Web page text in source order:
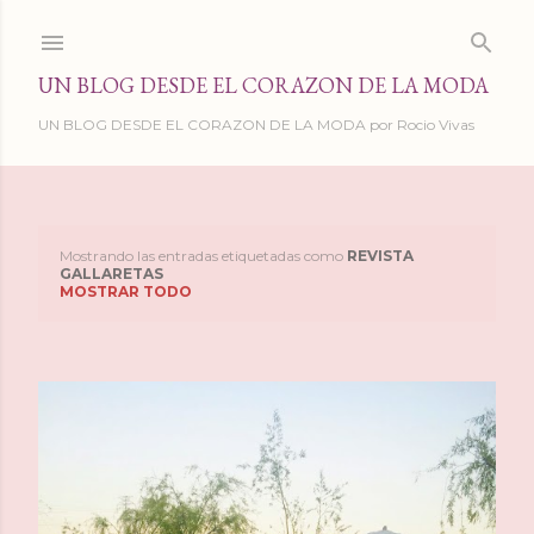
UN BLOG DESDE EL CORAZON DE LA MODA
UN BLOG DESDE EL CORAZON DE LA MODA por Rocio Vivas
t
d
Mostrando las entradas etiquetadas como REVISTA
GALLARETAS
MOSTRAR TODO